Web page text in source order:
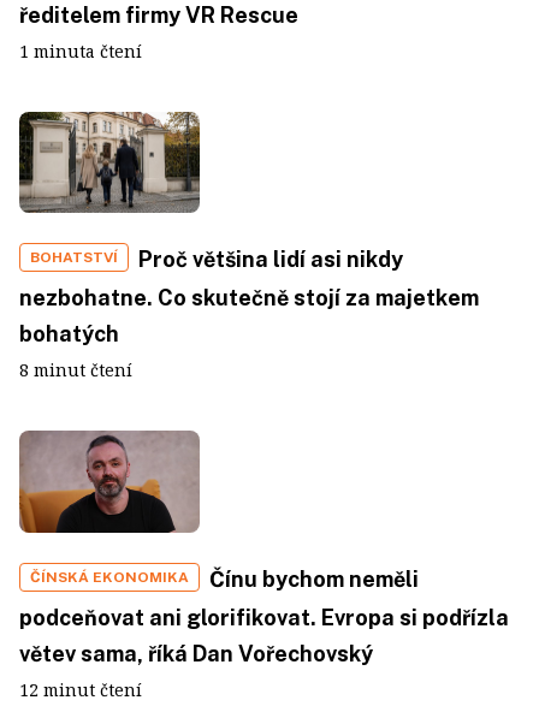
ředitelem firmy VR Rescue
1 minuta čtení
BOHATSTVÍ
Proč většina lidí asi nikdy
nezbohatne. Co skutečně stojí za majetkem
bohatých
8 minut čtení
ČÍNSKÁ EKONOMIKA
Čínu bychom neměli
podceňovat ani glorifikovat. Evropa si podřízla
větev sama, říká Dan Vořechovský
12 minut čtení